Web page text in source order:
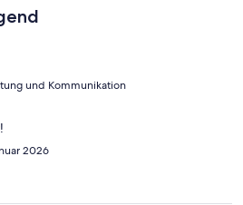
und Kommunikation
2026